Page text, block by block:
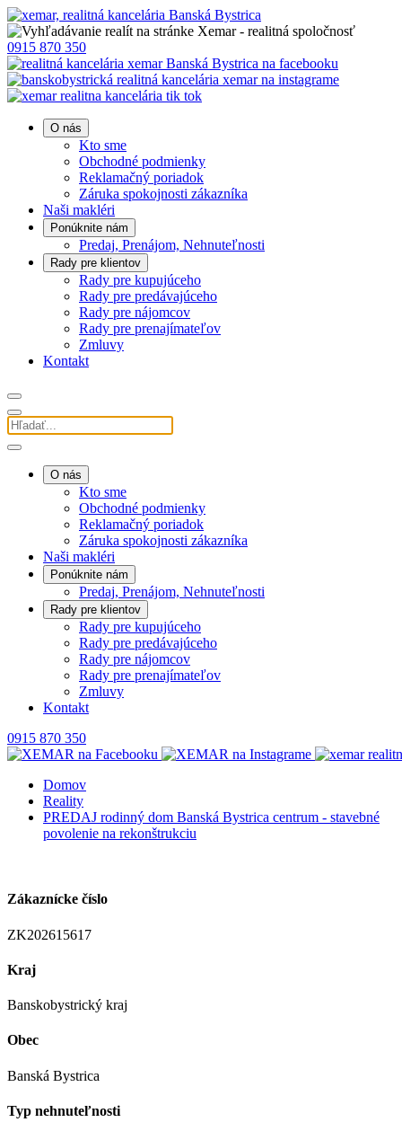
0915 870 350
O nás
Kto sme
Obchodné podmienky
Reklamačný poriadok
Záruka spokojnosti zákazníka
Naši makléri
Ponúknite nám
Predaj, Prenájom, Nehnuteľnosti
Rady pre klientov
Rady pre kupujúceho
Rady pre predávajúceho
Rady pre nájomcov
Rady pre prenajímateľov
Zmluvy
Kontakt
O nás
Kto sme
Obchodné podmienky
Reklamačný poriadok
Záruka spokojnosti zákazníka
Naši makléri
Ponúknite nám
Predaj, Prenájom, Nehnuteľnosti
Rady pre klientov
Rady pre kupujúceho
Rady pre predávajúceho
Rady pre nájomcov
Rady pre prenajímateľov
Zmluvy
Kontakt
0915 870 350
Domov
Reality
PREDAJ rodinný dom Banská Bystrica centrum - stavebné
povolenie na rekonštrukciu
Zákaznícke číslo
ZK202615617
Kraj
Banskobystrický kraj
Obec
Banská Bystrica
Typ nehnuteľnosti